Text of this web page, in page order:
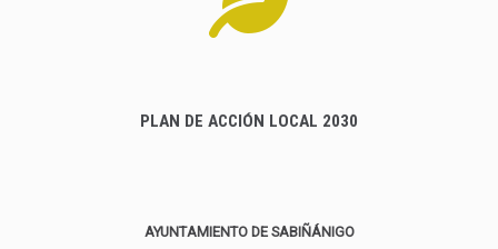
PLAN DE ACCIÓN LOCAL 2030
AYUNTAMIENTO DE SABIÑÁNIGO